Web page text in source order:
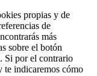
propias y de
de
más
sobre el botón
Si por el contrario
te indicaremos cómo